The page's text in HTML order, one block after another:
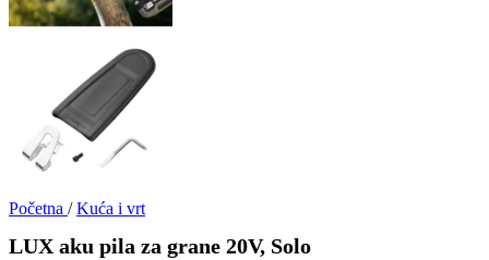
Početna / Kuća i vrt
LUX aku pila za grane 20V, Solo